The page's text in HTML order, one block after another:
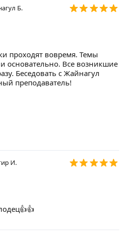
Б.
проходят вовремя. Темы
основательно. Все возникшие
Беседовать с Жайнагул
преподаватель!
И.